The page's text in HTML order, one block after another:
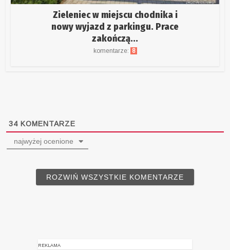
Zieleniec w miejscu chodnika i
nowy wyjazd z parkingu. Prace
zakończą...
komentarze: 8
34 KOMENTARZE
najwyżej ocenione
ROZWIŃ WSZYSTKIE KOMENTARZE
REKLAMA